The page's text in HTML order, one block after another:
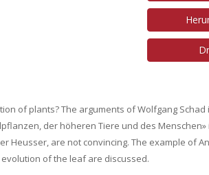
of plants? The arguments of Wolfgang Schad
der höheren Tiere und des Menschen»
Heusser, are not convincing. The example of
of the leaf are discussed.